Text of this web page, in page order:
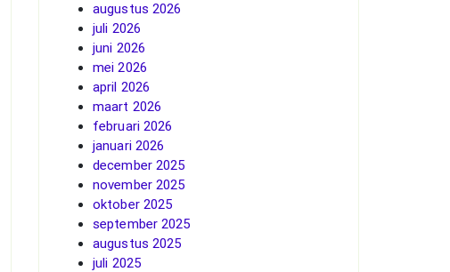
augustus 2026
juli 2026
juni 2026
mei 2026
april 2026
maart 2026
februari 2026
januari 2026
december 2025
november 2025
oktober 2025
september 2025
augustus 2025
juli 2025